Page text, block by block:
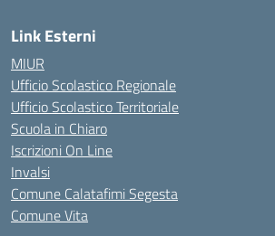
Link Esterni
MIUR
Ufficio Scolastico Regionale
Ufficio Scolastico Territoriale
Scuola in Chiaro
Iscrizioni On Line
Invalsi
Comune Calatafimi Segesta
Comune Vita